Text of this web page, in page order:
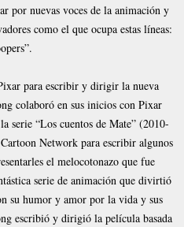
por nuevas voces de la animación y
como el que ocupa estas líneas:
para escribir y dirigir la nueva
colaboró en sus inicios con Pixar
serie “Los cuentos de Mate” (2010-
Network para escribir algunos
el melocotonazo que fue
serie de animación que divirtió
su humor y amor por la vida y sus
escribió y dirigió la película basada